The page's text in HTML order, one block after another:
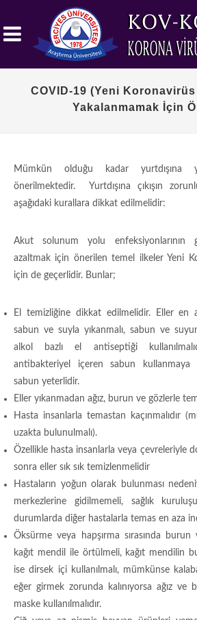
COVID-19 (Yeni Koronavirüs
Yakalanmamak İçin
Mümkün olduğu kadar yurtdışına
önerilmektedir. Yurtdışına çıkışın
aşağıdaki kurallara dikkat edilmelidir:
Akut solunum yolu enfeksiyonlarının
azaltmak için önerilen temel ilkeler Yeni
için de geçerlidir. Bunlar;
El temizliğine dikkat edilmelidir. Eller en
sabun ve suyla yıkanmalı, sabun ve
alkol bazlı el antiseptiği
antibakteriyel içeren sabun kullanmaya
sabun yeterlidir.
Eller yıkanmadan ağız, burun ve gözlerle
Hasta insanlarla temastan kaçınmalıdır
uzakta bulunulmalı).
Özellikle hasta insanlarla veya çevreleriyle
sonra eller sık sık temizlenmelidir
Hastaların yoğun olarak bulunması
merkezlerine gidilmemeli, sağlık
durumlarda diğer hastalarla temas en aza
Öksürme veya hapşırma sırasında burun
kağıt mendil ile örtülmeli, kağıt mendilin
ise dirsek içi kullanılmalı, mümkünse
eğer girmek zorunda kalınıyorsa ağız ve
maske kullanılmalıdır.